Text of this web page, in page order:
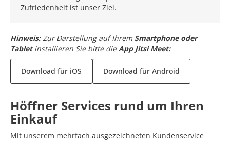
Zufriedenheit ist unser Ziel.
Hinweis: Zur Darstellung auf Ihrem Smartphone oder
Tabletinstallieren Sie bitte dieApp Jitsi Meet:
Download für iOS Download für Android
Höffner Services rund um Ihren
Einkauf
Mit unserem mehrfach ausgezeichneten Kundenservice